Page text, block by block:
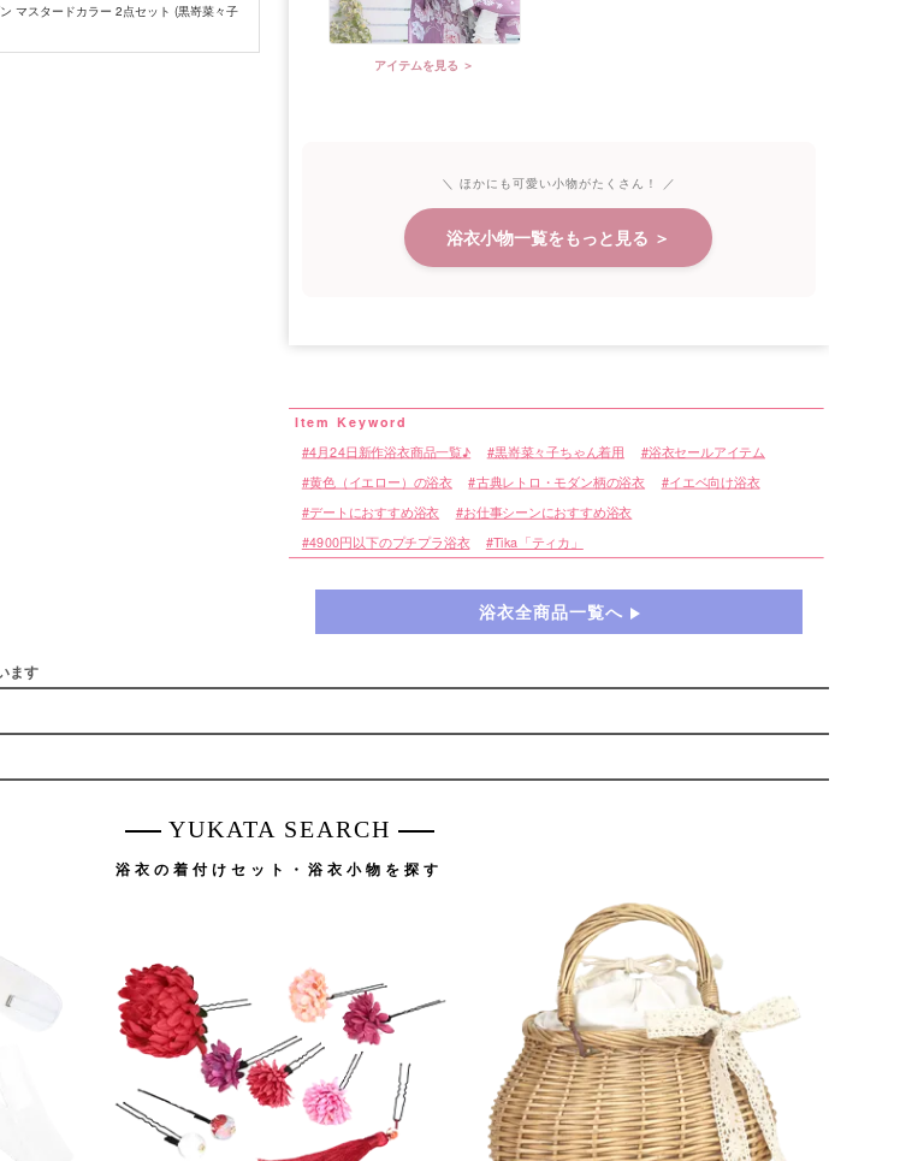
マスタードカラー 2点セット (黒嵜菜々子
アイテムを見る ＞
＼ ほかにも可愛い小物がたくさん！ ／
浴衣小物一覧をもっと見る ＞
4月24日新作浴衣商品一覧♪ 黒嵜菜々子ちゃん着用 浴衣セールアイテム
黄色（イエロー）の浴衣 古典レトロ・モダン柄の浴衣 イエベ向け浴衣
デートにおすすめ浴衣
お仕事シーンにおすすめ浴衣
4900円以下のプチプラ浴衣
Tika「ティカ」
浴衣全商品一覧へ
ます
YUKATA SEARCH
浴衣の着付けセット・浴衣小物を探す